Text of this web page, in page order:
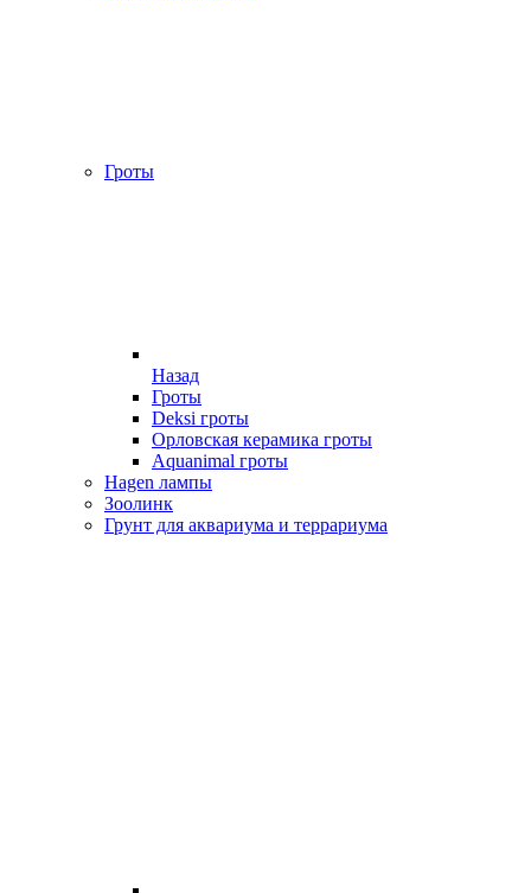
Гроты
Назад
Гроты
Deksi гроты
Орловская керамика гроты
Aquanimal гроты
Hagen лампы
Зоолинк
Грунт для аквариума и террариума